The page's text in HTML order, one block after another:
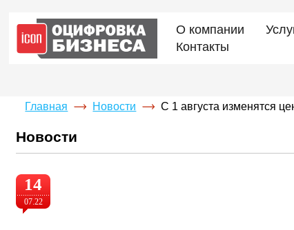
О компании
Контакты
Главная Новости С 1 августа изменятся
Новости
14
07.22